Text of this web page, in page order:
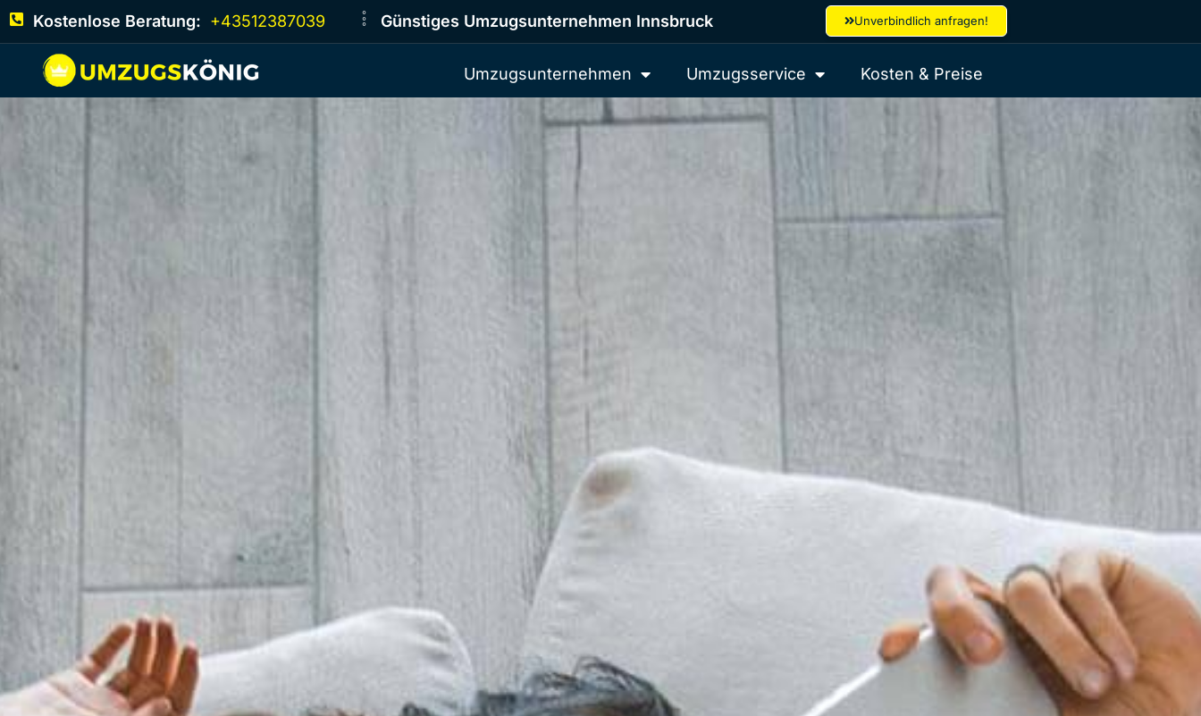
Kostenlose Beratung: +43512387039 Günstiges Umzugsunternehmen Innsbruck Unverbindlich anfragen!
Umzugsunternehmen Umzugsservice Kosten & Preise